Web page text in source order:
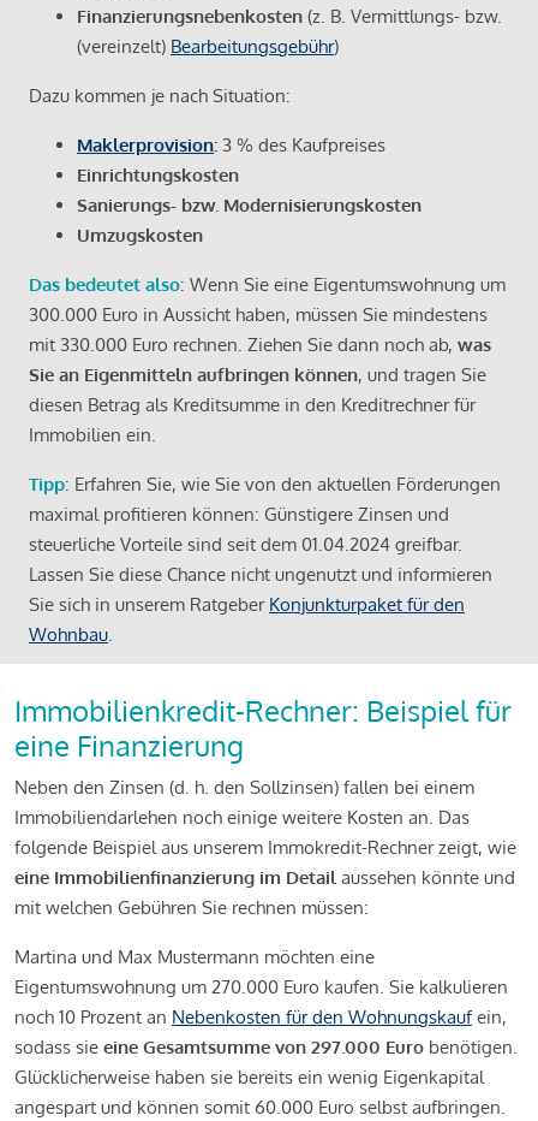
Finanzierungsnebenkosten (z. B. Vermittlungs- bzw.
(vereinzelt) Bearbeitungsgebühr)
Dazu kommen je nach Situation:
Maklerprovision: 3 % des Kaufpreises
Einrichtungskosten
Sanierungs- bzw. Modernisierungskosten
Umzugskosten
Das bedeutet also: Wenn Sie eine Eigentumswohnung um
300.000 Euro in Aussicht haben, müssen Sie mindestens
mit 330.000 Euro rechnen. Ziehen Sie dann noch ab, was
Sie an Eigenmitteln aufbringen können, und tragen Sie
diesen Betrag als Kreditsumme in den Kreditrechner für
Immobilien ein.
Tipp: Erfahren Sie, wie Sie von den aktuellen Förderungen
maximal profitieren können: Günstigere Zinsen und
steuerliche Vorteile sind seit dem 01.04.2024 greifbar.
Lassen Sie diese Chance nicht ungenutzt und informieren
Sie sich in unserem Ratgeber Konjunkturpaket für den
Wohnbau.
Immobilienkredit-Rechner: Beispiel für
eine Finanzierung
Neben den Zinsen (d. h. den Sollzinsen) fallen bei einem
Immobiliendarlehen noch einige weitere Kosten an. Das
folgende Beispiel aus unserem Immokredit-Rechner zeigt, wie
eine Immobilienfinanzierung im Detail aussehen könnte und
mit welchen Gebühren Sie rechnen müssen:
Martina und Max Mustermann möchten eine
Eigentumswohnung um 270.000 Euro kaufen. Sie kalkulieren
noch 10 Prozent an Nebenkosten für den Wohnungskaufein,
sodass sie eine Gesamtsumme von 297.000 Euro benötigen.
Glücklicherweise haben sie bereits ein wenig Eigenkapital
angespart und können somit 60.000 Euro selbst aufbringen.